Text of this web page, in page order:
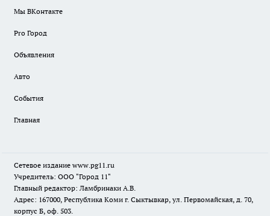
Мы ВКонтакте
Pro Город
Объявления
Авто
События
Главная
Сетевое издание www.pg11.ru
Учредитель: ООО "Город 11"
Главный редактор: Ламбринаки А.В.
Адрес: 167000, Республика Коми г. Сыктывкар, ул. Первомайская, д. 70,
корпус Б, оф. 503.